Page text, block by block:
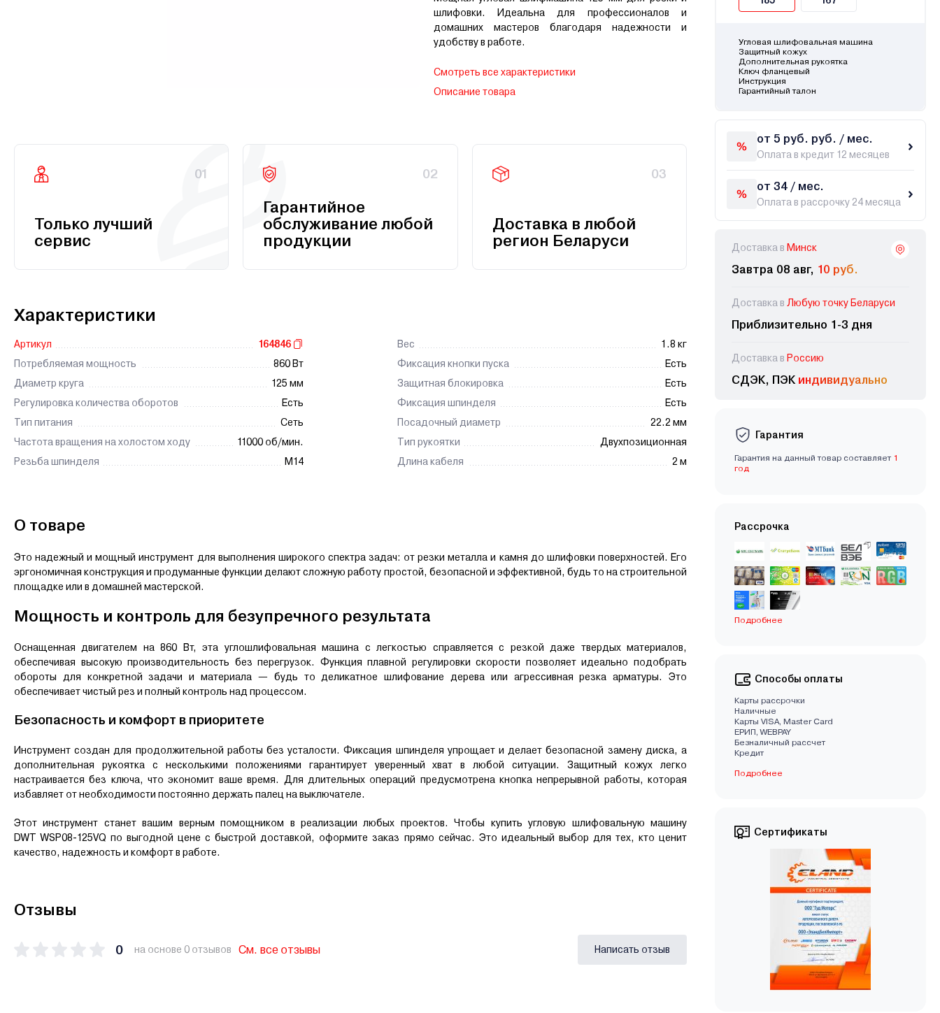
шлифовки. Идеальна для профессионалов и
домашних мастеров благодаря надежности и
удобству в работе.
Смотреть все характеристики
Описание товара
01
Только лучший
сервис
02
Гарантийное
обслуживание любой
продукции
03
Доставка в любой
регион Беларуси
Характеристики
Артикул
164846
Потребляемая мощность
860 Вт
Диаметр круга
125 мм
Регулировка количества оборотов
Есть
Тип питания
Сеть
Частота вращения на холостом ходу
11000 об/мин.
Резьба шпинделя
М14
Вес
1.8 кг
Фиксация кнопки пуска
Есть
Защитная блокировка
Есть
Фиксация шпинделя
Есть
Посадочный диаметр
22.2 мм
Тип рукоятки
Двухпозиционная
Длина кабеля
2 м
О товаре
Это надежный и мощный инструмент для выполнения широкого спектра задач: от резки металла и камня до шлифовки поверхностей. Его
эргономичная конструкция и продуманные функции делают сложную работу простой, безопасной и эффективной, будь то на строительной
площадке или в домашней мастерской.
Мощность и контроль для безупречного результата
Оснащенная двигателем на 860 Вт, эта углошлифовальная машина с легкостью справляется с резкой даже твердых материалов,
обеспечивая высокую производительность без перегрузок. Функция плавной регулировки скорости позволяет идеально подобрать
обороты для конкретной задачи и материала — будь то деликатное шлифование дерева или агрессивная резка арматуры. Это
обеспечивает чистый рез и полный контроль над процессом.
Безопасность и комфорт в приоритете
Инструмент создан для продолжительной работы без усталости. Фиксация шпинделя упрощает и делает безопасной замену диска, а
дополнительная рукоятка с несколькими положениями гарантирует уверенный хват в любой ситуации. Защитный кожух легко
настраивается без ключа, что экономит ваше время. Для длительных операций предусмотрена кнопка непрерывной работы, которая
избавляет от необходимости постоянно держать палец на выключателе.
Этот инструмент станет вашим верным помощником в реализации любых проектов. Чтобы купить угловую шлифовальную машину
DWT WSP08-125VQ по выгодной цене с быстрой доставкой, оформите заказ прямо сейчас. Это идеальный выбор для тех, кто ценит
качество, надежность и комфорт в работе.
Отзывы
0 на основе 0 отзывов См. все отзывы Написать отзыв
Угловая шлифовальная машина
Защитный кожух
Дополнительная рукоятка
Ключ фланцевый
Инструкция
Гарантийный талон
от 5 руб. руб. / мес.
Оплата в кредит 12 месяцев
от 34 / мес.
Оплата в рассрочку 24 месяца
Доставка в Минск
Завтра 08 авг, 10 руб.
Доставка в Любую точку Беларуси
Приблизительно 1-3 дня
Доставка в Россию
СДЭК, ПЭК индивидуально
Гарантия
Гарантия на данный товар составляет 1
год
Рассрочка
Подробнее
Способы оплаты
Карты рассрочки
Наличные
Карты VISA, Master Card
EРИП, WEBPAY
Безналичный рассчет
Кредит
Подробнее
Сертификаты